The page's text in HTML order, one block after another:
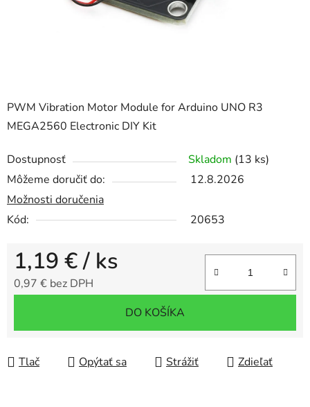
PWM Vibration Motor Module for Arduino UNO R3
MEGA2560 Electronic DIY Kit
Dostupnosť Skladom (13 ks)
Môžeme doručiť do:
12.8.2026
Možnosti doručenia
Kód:
20653
1,19 €/ ks
0,97 € bez DPH
DO KOŠÍKA
Tlač Opýtať sa Strážiť Zdieľať